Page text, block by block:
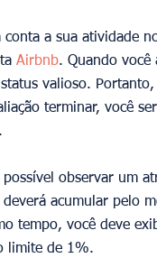
a sua atividade
Airbnb. Quando você
valioso.
terminar, você
observar um
acumular pelo
tempo, você deve
limite de 1%.